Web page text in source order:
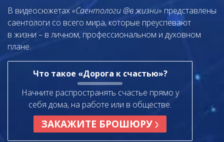
В видеосюжетах«Саентологи @в жизни» представлены
саентологи со всего мира, которые преуспевают
в жизни – в личном, профессиональном и духовном
плане.
Что такое «Дорога к счастью»?
Начните распространять счастье прямо у
себя дома, на работе или в обществе.
ЗАКАЖИТЕ БРОШЮРУ